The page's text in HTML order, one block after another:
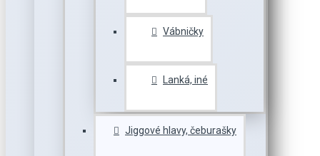
Vábničky
Lanká, iné
Jiggové hlavy, čeburašky